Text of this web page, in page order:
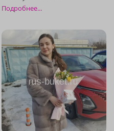
Подробнее...